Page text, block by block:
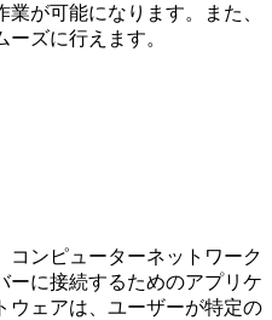
が可能になります。また、
ズに行えます。
コンピューターネットワーク
ーに接続するためのアプリケ
ウェアは、ユーザーが特定の